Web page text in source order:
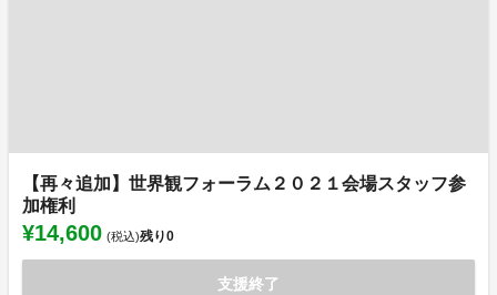
【再々追加】世界観フォーラム２０２１会場スタッフ参
加権利
¥14,600 (税込)残り0
支援終了